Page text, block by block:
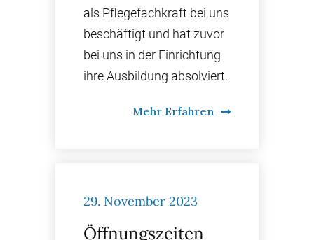
als Pflegefachkraft bei uns
beschäftigt und hat zuvor
bei uns in der Einrichtung
ihre Ausbildung absolviert.
Mehr Erfahren
29. November 2023
Öffnungszeiten